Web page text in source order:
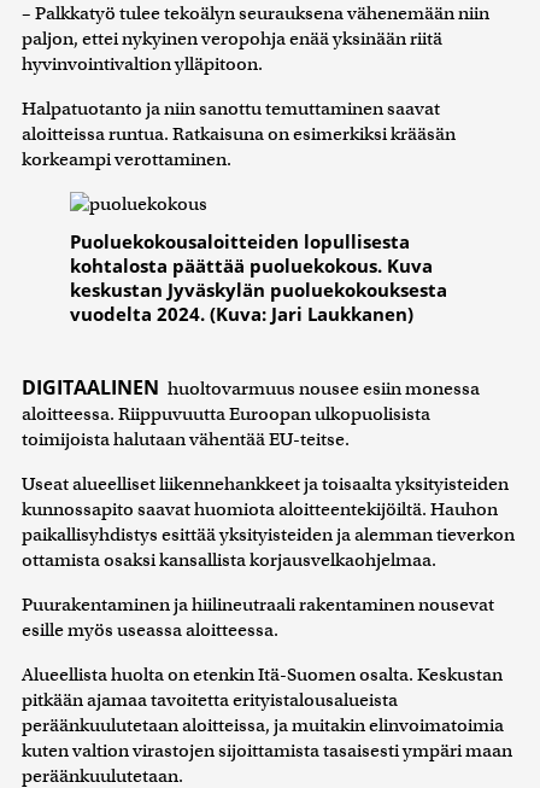
– Palkkatyö tulee tekoälyn seurauksena vähenemään niin
paljon, ettei nykyinen veropohja enää yksinään riitä
hyvinvointivaltion ylläpitoon.
Halpatuotanto ja niin sanottu temuttaminen saavat
aloitteissa runtua. Ratkaisuna on esimerkiksi krääsän
korkeampi verottaminen.
Puoluekokousaloitteiden lopullisesta
kohtalosta päättää puoluekokous. Kuva
keskustan Jyväskylän puoluekokouksesta
vuodelta 2024. (Kuva: Jari Laukkanen)
DIGITAALINEN huoltovarmuus nousee esiin monessa
aloitteessa. Riippuvuutta Euroopan ulkopuolisista
toimijoista halutaan vähentää EU-teitse.
Useat alueelliset liikennehankkeet ja toisaalta yksityisteiden
kunnossapito saavat huomiota aloitteentekijöiltä. Hauhon
paikallisyhdistys esittää yksityisteiden ja alemman tieverkon
ottamista osaksi kansallista korjausvelkaohjelmaa.
Puurakentaminen ja hiilineutraali rakentaminen nousevat
esille myös useassa aloitteessa.
Alueellista huolta on etenkin Itä-Suomen osalta. Keskustan
pitkään ajamaa tavoitetta erityistalousalueista
peräänkuulutetaan aloitteissa, ja muitakin elinvoimatoimia
kuten valtion virastojen sijoittamista tasaisesti ympäri maan
peräänkuulutetaan.